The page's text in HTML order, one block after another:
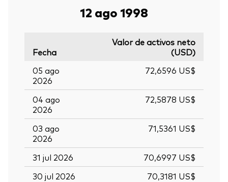
12 ago 1998
Fecha
Valor de activos neto
(USD)
05 ago
2026
72,6596 US$
04 ago
2026
72,5878 US$
03 ago
2026
71,5361 US$
31 jul 2026
70,6997 US$
30 jul 2026
70,3181 US$